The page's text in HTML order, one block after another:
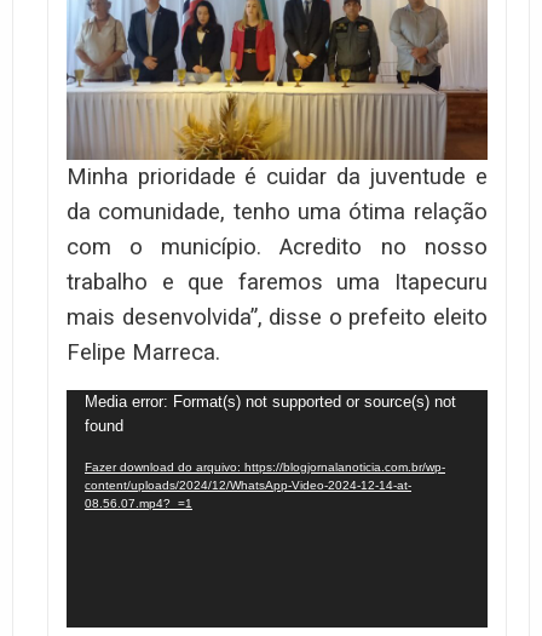
Minha prioridade é cuidar da juventude e
da comunidade, tenho uma ótima relação
com o município. Acredito no nosso
trabalho e que faremos uma Itapecuru
mais desenvolvida”, disse o prefeito eleito
Felipe Marreca.
Tocador
de
vídeo
Media error: Format(s) not supported or source(s) not
found
Fazer download do arquivo: https://blogjornalanoticia.com.br/wp-
content/uploads/2024/12/WhatsApp-Video-2024-12-14-at-
08.56.07.mp4?_=1